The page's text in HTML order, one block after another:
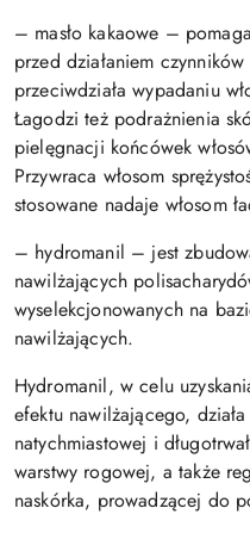
– masło kakaowe –
przed działaniem
przeciwdziała wypadaniu
Łagodzi też podrażnienia
pielęgnacji końcówek
Przywraca włosom
stosowane nadaje włosom
– hydromanil – jest
nawilżających
wyselekcjonowanych na
nawilżających.
Hydromanil, w celu
efektu nawilżającego,
natychmiastowej i
warstwy rogowej, a także
naskórka, prowadzącej do